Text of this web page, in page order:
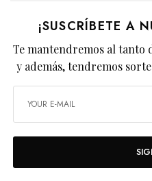
¡SUSCRÍBETE A
Te mantendremos al tanto
y además, tendremos